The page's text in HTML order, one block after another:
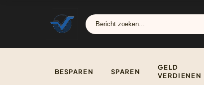
BESPAREN SPAREN
GELD
VERDIENEN